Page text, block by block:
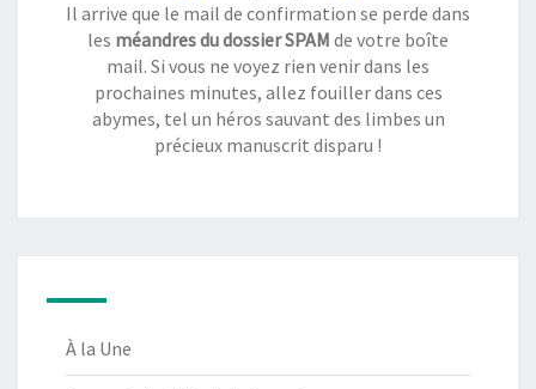
Il arrive que le mail de confirmation se perde dans
les méandres du dossier SPAM de votre boîte
mail. Si vous ne voyez rien venir dans les
prochaines minutes, allez fouiller dans ces
abymes, tel un héros sauvant des limbes un
précieux manuscrit disparu !
À la Une